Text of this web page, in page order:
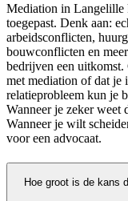
Mediation in Langelille
toegepast. Denk aan:
arbeidsconflicten,
bouwconflicten en
bedrijven een
met mediation of dat je
relatieprobleem kun je
Wanneer je zeker weet
Wanneer je wilt
voor een advocaat.
Hoe groot is de kans